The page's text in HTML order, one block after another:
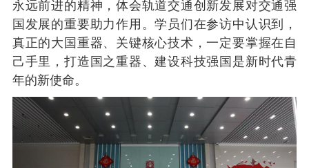
永远前进的精神，体会轨道交通创新发展对交通强
国发展的重要助力作用。学员们在参访中认识到，
真正的大国重器、关键核心技术，一定要掌握在自
己手里，打造国之重器、建设科技强国是新时代青
年的新使命。